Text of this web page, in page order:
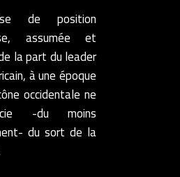
de position
assumée et
la part du leader
à une époque
occidentale ne
-du moins
du sort de la